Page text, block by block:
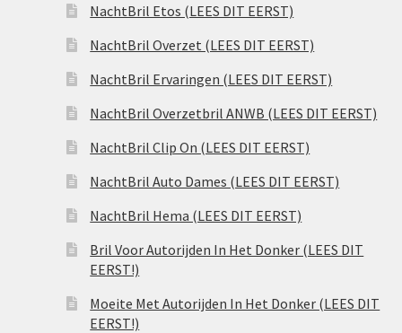
NachtBril Etos (LEES DIT EERST)
NachtBril Overzet (LEES DIT EERST)
NachtBril Ervaringen (LEES DIT EERST)
NachtBril Overzetbril ANWB (LEES DIT EERST)
NachtBril Clip On (LEES DIT EERST)
NachtBril Auto Dames (LEES DIT EERST)
NachtBril Hema (LEES DIT EERST)
Bril Voor Autorijden In Het Donker (LEES DIT
EERST!)
Moeite Met Autorijden In Het Donker (LEES DIT
EERST!)